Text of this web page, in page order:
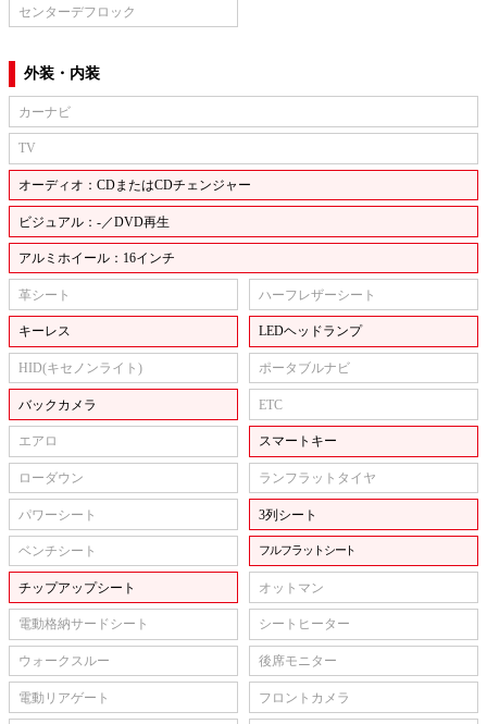
センターデフロック
外装・内装
カーナビ
TV
オーディオ：CDまたはCDチェンジャー
ビジュアル：-／DVD再生
アルミホイール：16インチ
革シート ハーフレザーシート
キーレス LEDヘッドランプ
HID(キセノンライト) ポータブルナビ
バックカメラ ETC
エアロ スマートキー
ローダウン ランフラットタイヤ
パワーシート 3列シート
ベンチシート フルフラットシート
チップアップシート オットマン
電動格納サードシート シートヒーター
ウォークスルー 後席モニター
電動リアゲート フロントカメラ